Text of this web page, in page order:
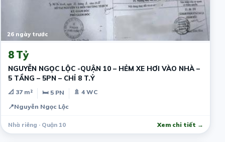
26 ngày trước
8 Tỷ
NGUYỄN NGỌC LỘC -QUẬN 10 – HẺM XE HƠI VÀO NHÀ –
5 TẦNG – 5PN – CHỈ 8 T.Ỷ
📐 37 m² 🛏 5 PN
🚿 4 WC
📍Nguyễn Ngọc Lộc
Nhà riêng · Quận 10 Xem chi tiết →